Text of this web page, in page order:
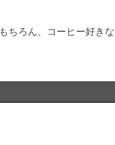
ちろん、コーヒー好き